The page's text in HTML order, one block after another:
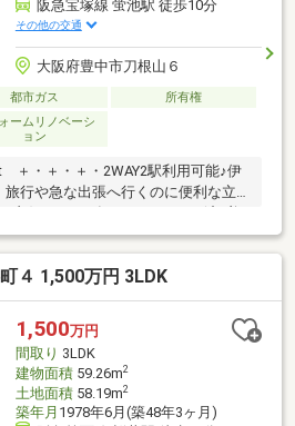
阪急宝塚線 蛍池駅 徒歩10分
その他の交通
大阪府豊中市刀根山６
都市ガス 所有権
ームリノベーシ
ョン
・＋・＋・2WAY2駅利用可能♪伊
行や急な出張へ行くのに便利な立地
良好♪・2026年2月リフォーム済♪美
チンと浴室、全居室に窓あり♪換気
もおすすめ♪・固定資産税 R７年
、現地テープ測量による概算面積
トバックが生じる可能性がありま
済♪美麗な状態で生活できる♪和室→
フロアタイル新調、床下一部補強、
４ 1,500万円 3LDK
1,500万円
間取り 3LDK
建物面積59.26m2
土地面積58.19m2
築年月 1978年6月(築48年3ヶ月)